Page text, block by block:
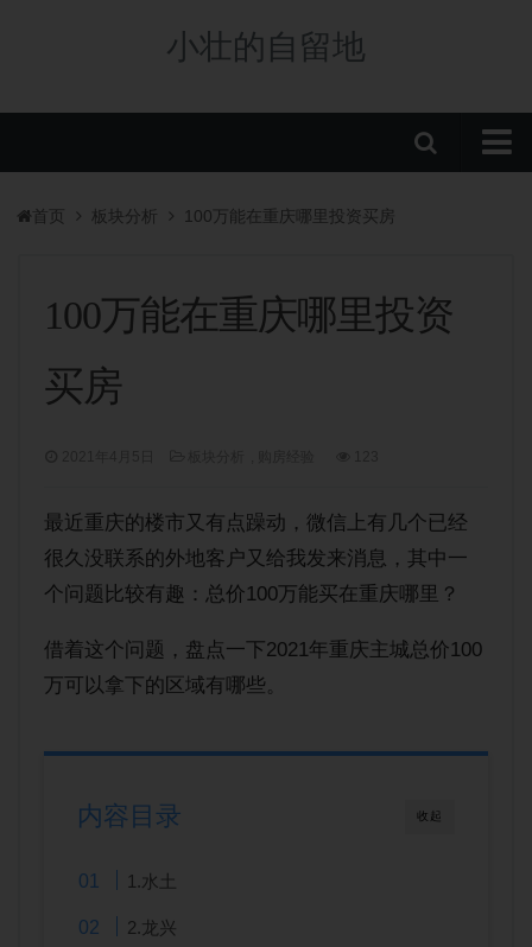
小壮的自留地
房贷政策
重庆楼盘
购房经验
首页 板块分析 100万能在重庆哪里投资买房
100万能在重庆哪里投资
买房
最近重庆的楼市又有点躁动，微信上有几个已经
很久没联系的外地客户又给我发来消息，其中一
个问题比较有趣：总价100万能买在重庆哪里？
借着这个问题，盘点一下2021年重庆主城总价100
万可以拿下的区域有哪些。
收起
内容目录
1.水土
2.龙兴